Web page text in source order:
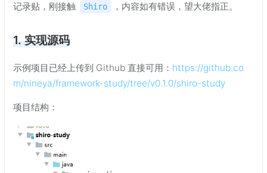
记录贴，刚接触 Shiro ，内容如有错误，望大佬指正。
1. 实现源码
示例项目已经上传到 Github 直接可用： https://github.co
m/nineya/framework-study/tree/v0.1.0/shiro-study
项目结构：